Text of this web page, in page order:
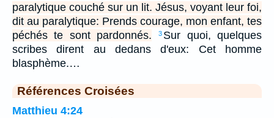
paralytique couché sur un lit. Jésus, voyant leur foi,
dit au paralytique: Prends courage, mon enfant, tes
péchés te sont pardonnés.
3 Sur quoi, quelques
scribes dirent au dedans d'eux: Cet homme
blasphème.…
Références Croisées
Matthieu 4:24